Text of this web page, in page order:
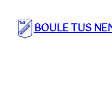
Inhalt
springenBOULE TUS